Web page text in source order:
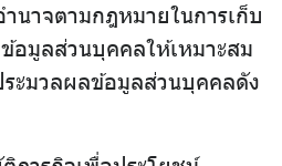
นาจตามกฎหมายในการเก็บ
อมูลส่วนบุคคลให้เหมาะสม
ระมวลผลข้อมูลส่วนบุคคลดัง